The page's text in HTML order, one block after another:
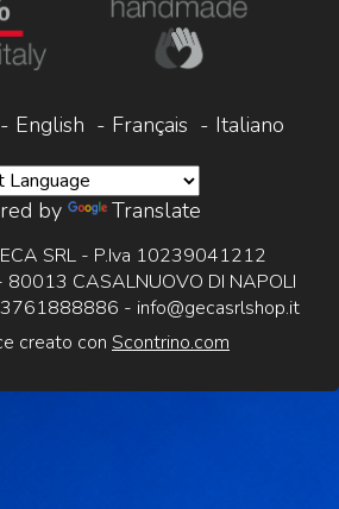
- English - Français - Italiano
by Translate
SRL - P.Iva 10239041212
CASALNUOVO DI NAPOLI
3761888886 - info@gecasrlshop.it
creato con Scontrino.com